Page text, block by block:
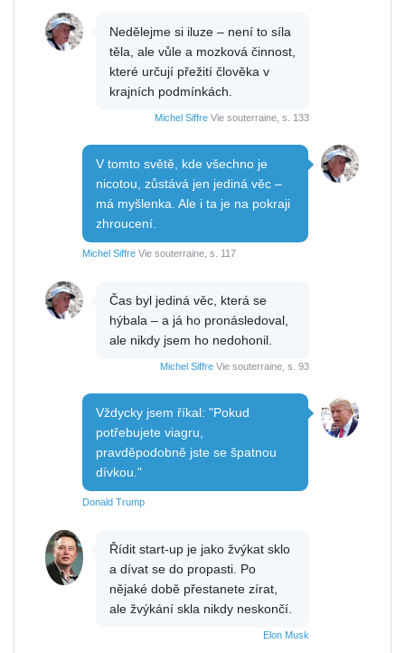
Nedělejme si iluze – není to síla
těla, ale vůle a mozková činnost,
které určují přežití člověka v
krajních podmínkách.
Michel Siffre Vie souterraine, s. 133
V tomto světě, kde všechno je
nicotou, zůstává jen jediná věc –
má myšlenka. Ale i ta je na pokraji
zhroucení.
Michel Siffre Vie souterraine, s. 117
Čas byl jediná věc, která se
hýbala – a já ho pronásledoval,
ale nikdy jsem ho nedohonil.
Michel Siffre Vie souterraine, s. 93
Vždycky jsem říkal: "Pokud
potřebujete viagru,
pravděpodobně jste se špatnou
dívkou."
Donald Trump
Řídit start-up je jako žvýkat sklo
a dívat se do propasti. Po
nějaké době přestanete zírat,
ale žvýkání skla nikdy neskončí.
Elon Musk